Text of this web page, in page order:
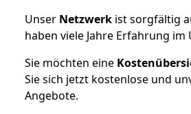
Unser Netzwerk ist sorgfältig
haben viele Jahre Erfahrung im
Sie möchten eine
Sie sich jetzt kostenlose und
Angebote.